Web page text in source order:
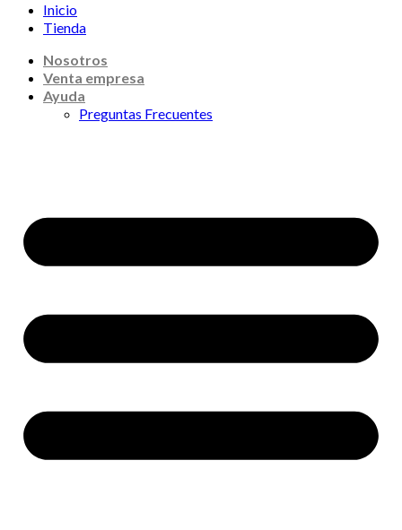
Inicio
Tienda
Nosotros
Venta empresa
Ayuda
Preguntas Frecuentes